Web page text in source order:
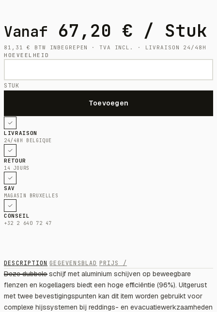
Vanaf 67,20 € / Stuk
81,31€
BTW INBEGREPEN · TVA INCL. · LIVRAISON 24/48H
HOEVEELHEID
STUK
LIVRAISON
24/48H BELGIQUE
RETOUR
14 JOURS
SAV
MAGASIN BRUXELLES
CONSEIL
+32 2 640 72 47
DESCRIPTION GEGEVENSBLAD PRIJS /
Deze dubbele schijf met aluminium schijven op beweegbare
flenzen en kogellagers biedt een hoge efficiëntie (96%). Uitgerust
met twee bevestigingspunten kan dit item worden gebruikt voor
complexe hijssystemen bij reddings- en evacuatiewerkzaamheden